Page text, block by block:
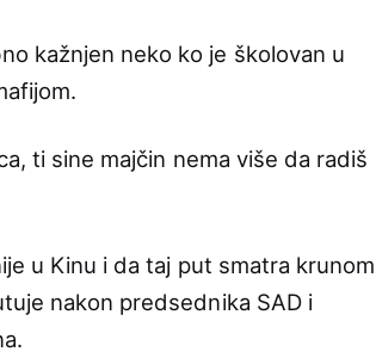
kažnjen neko ko je školovan u
ti sine majčin nema više da radiš
u Kinu i da taj put smatra krunom
nakon predsednika SAD i